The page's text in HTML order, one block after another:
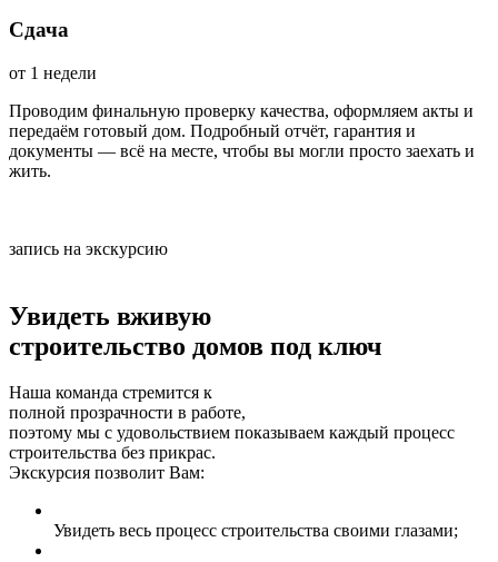
Сдача
от 1 недели
Проводим финальную проверку качества, оформляем акты и
передаём готовый дом. Подробный отчёт, гарантия и
документы — всё на месте, чтобы вы могли просто заехать и
жить.
запись на экскурсию
Увидеть вживую
строительство домов под ключ
Наша команда стремится к
полной прозрачности в работе,
поэтому мы с удовольствием показываем каждый процесс
строительства без прикрас.
Экскурсия позволит Вам:
Увидеть весь процесс строительства своими глазами;